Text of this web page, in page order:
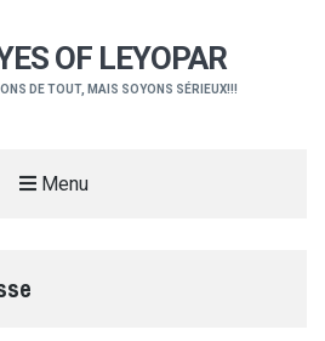
OF LEYOPAR
DE TOUT, MAIS SOYONS SÉRIEUX!!!
Menu